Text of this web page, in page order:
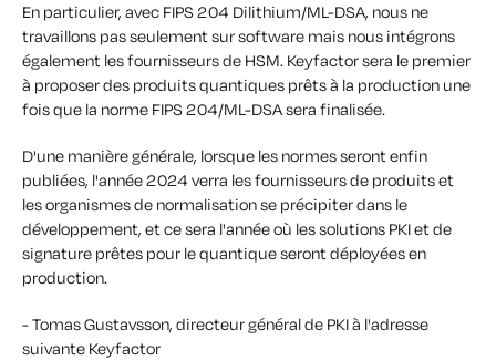
En particulier, avec FIPS 204 Dilithium/ML-DSA, nous ne
travaillons pas seulement sur software mais nous intégrons
également les fournisseurs de HSM. Keyfactor sera le premier
à proposer des produits quantiques prêts à la production une
fois que la norme FIPS 204/ML-DSA sera finalisée.
D'une manière générale, lorsque les normes seront enfin
publiées, l'année 2024 verra les fournisseurs de produits et
les organismes de normalisation se précipiter dans le
développement, et ce sera l'année où les solutions PKI et de
signature prêtes pour le quantique seront déployées en
production.
- Tomas Gustavsson, directeur général de PKI à l'adresse
suivante Keyfactor